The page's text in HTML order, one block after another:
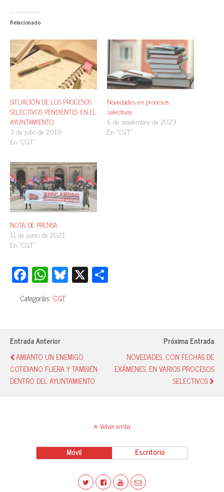
Relacionado
SITUACIÓN DE LOS PROCESOS
SELECTIVOS PENDIENTES EN EL
AYUNTAMIENTO
3 de julio de 2019
En «CGT»
Novedades en procesos
selectivos
6 de noviembre de 2023
En «CGT»
NOTA DE PRENSA
11 de junio de 2021
En «CGT»
Fa
ce
bo
ok
W
ha
ts
A
pp
Bl
ue
y
X
pa
Categorías: CGT
Entrada Anterior
AMIANTO UN ENEMIGO
COTIDIANO FUERA Y TAMBIÉN
DENTRO DEL AYUNTAMIENTO
Próxima Entrada
NOVEDADES, CON FECHAS DE
EXÁMENES, EN VARIOS PROCESOS
SELECTIVOS
Volver arriba
Móvil Escritorio